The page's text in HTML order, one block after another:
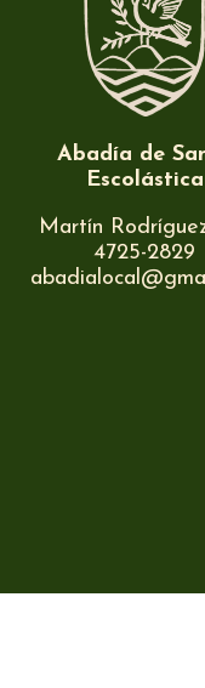
Abadía de
Escolástica
Martín
4725-2829